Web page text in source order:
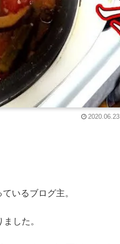
2020.06.23
いるブログ主。
ました。